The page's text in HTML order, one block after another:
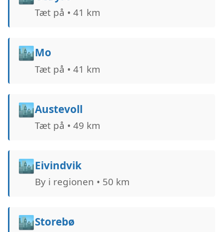
Tæt på • 41 km
🏙️Mo
Tæt på • 41 km
🏙️Austevoll
Tæt på • 49 km
🏙️Eivindvik
By i regionen • 50 km
🏙️Storebø